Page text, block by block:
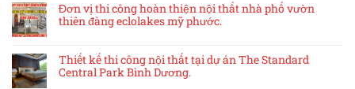
Đơn vị thi công hoàn thiện nội thất nhà phố vườn
thiên đàng eclolakes mỹ phước.
Thiết kế thi công nội thất tại dự án The Standard
Central Park Bình Dương.